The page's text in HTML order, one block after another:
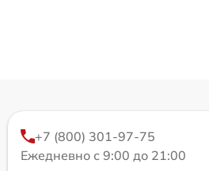
+7 (800) 301-97-75
Ежедневно с 9:00 до 21:00